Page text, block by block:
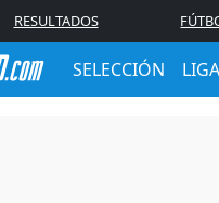
RESULTADOS
SELECCIÓN